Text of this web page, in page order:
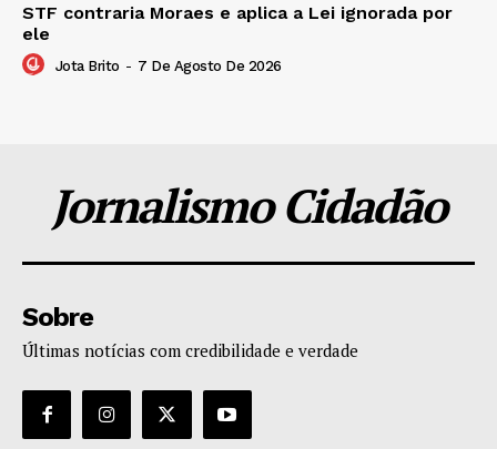
STF contraria Moraes e aplica a Lei ignorada por
ele
Jota Brito - 7 De Agosto De 2026
Jornalismo Cidadão
Sobre
Últimas notícias com credibilidade e verdade